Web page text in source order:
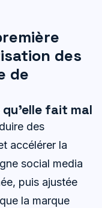
des
de
fait mal
des
accélérer la
social media
puis ajustée
la marque